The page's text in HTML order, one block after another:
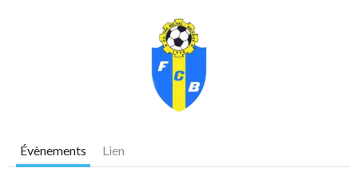
Évènements Lien